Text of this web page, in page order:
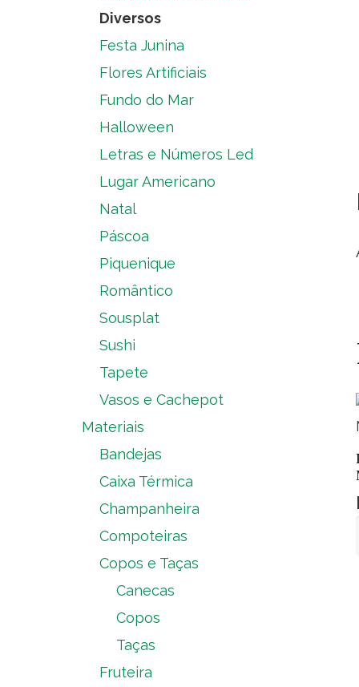
Diversos
Festa Junina
Flores Artificiais
Fundo do Mar
Halloween
Letras e Números Led
Lugar Americano
Natal
Páscoa
Piquenique
Romântico
Sousplat
Sushi
Tapete
Vasos e Cachepot
Materiais
Bandejas
Caixa Térmica
Champanheira
Compoteiras
Copos e Taças
Canecas
Copos
Taças
Fruteira